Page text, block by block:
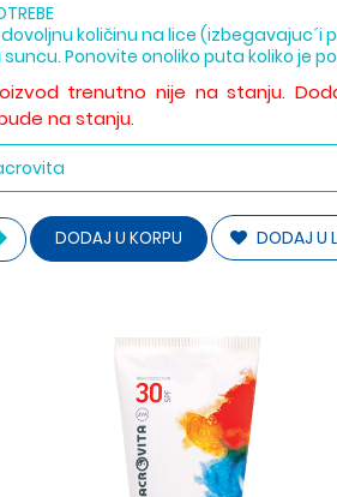
količinu na lice (izbegavajuc´i
Ponovite onoliko puta koliko je
trenutno nije na stanju.
na stanju.
DODAJ U KORPU DODAJ U